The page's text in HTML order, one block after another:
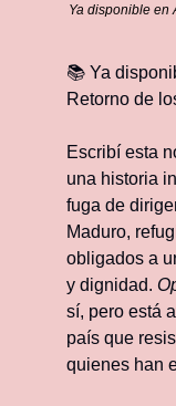
Ya disponible en
📚 Ya
Retorno de
Escribí esta
una historia
fuga de
Maduro,
obligados a
y dignidad.
sí, pero está
país que
quienes han